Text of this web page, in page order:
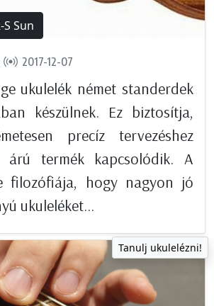
Sun
2017-12-07
ukulelék német standerdek
készülnek. Ez biztosítja,
precíz tervezéshez
árú termék kapcsolódik. A
filozófiája, hogy nagyon jó
ukuleléket...
Tanulj ukulelézni!